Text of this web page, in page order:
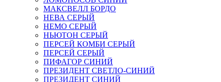
МАКСВЕЛЛ БОРДО
НЕВА СЕРЫЙ
НЕМО СЕРЫЙ
НЬЮТОН СЕРЫЙ
ПЕРСЕЙ КОМБИ СЕРЫЙ
ПЕРСЕЙ СЕРЫЙ
ПИФАГОР СИНИЙ
ПРЕЗИДЕНТ СВЕТЛО-СИНИЙ
ПРЕЗИДЕНТ СИНИЙ